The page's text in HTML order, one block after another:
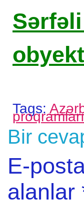
Tags:
proqramları
Bir
E-
alanlar